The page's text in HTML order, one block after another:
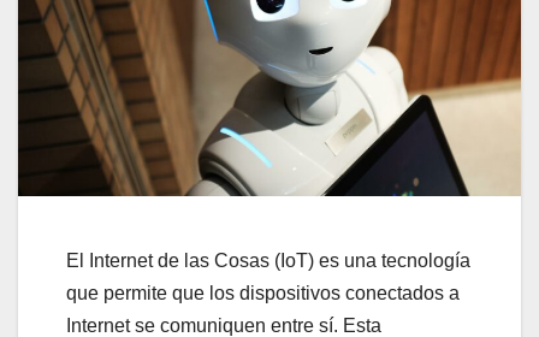
El Internet de las Cosas (IoT) es una tecnología
que permite que los dispositivos conectados a
Internet se comuniquen entre sí. Esta